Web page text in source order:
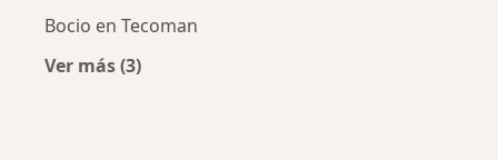
Bocio en Tecoman
Ver más (3)